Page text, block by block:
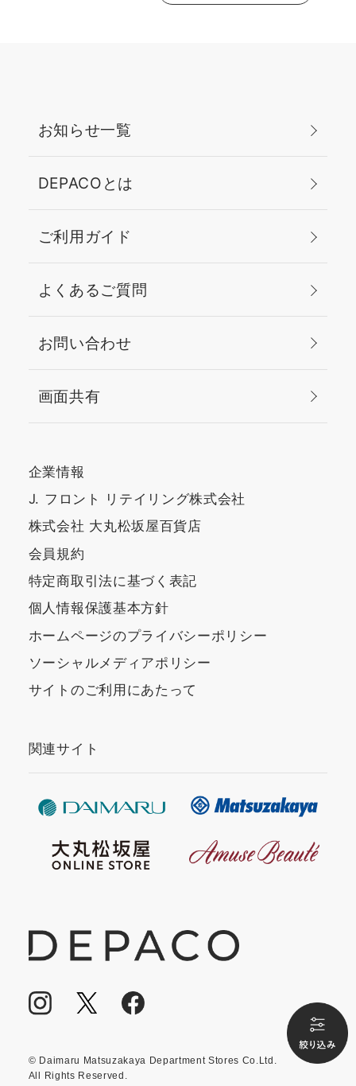
お知らせ一覧
DEPACOとは
ご利用ガイド
よくあるご質問
お問い合わせ
画面共有
企業情報
J. フロント リテイリング株式会社
株式会社 大丸松坂屋百貨店
会員規約
特定商取引法に基づく表記
個人情報保護基本方針
ホームページのプライバシーポリシー
ソーシャルメディアポリシー
サイトのご利用にあたって
関連サイト
© Daimaru Matsuzakaya Department Stores Co.Ltd.
All Rights Reserved.